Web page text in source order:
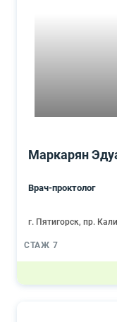
Маркарян
Врач-проктолог
г. Пятигорск, пр.
СТАЖ 7